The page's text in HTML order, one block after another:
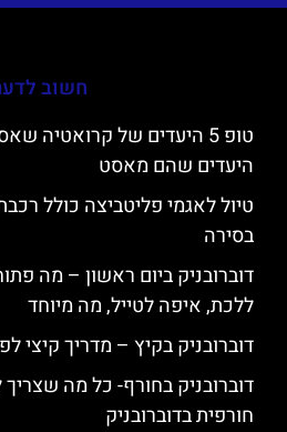
חשוב
טופ 5 היעדים של קרואטיה
היעדים שהם מאסט
טיול לאגמי פליטביצה כולל
בסירה
דוברובניק ביום ראשון – מה
ללכת, איפה לטייל, מה מיוחד
דוברובניק בקיץ – מדריך קיצי
דוברובניק בחורף- כל מה
חורפית בדוברובניק